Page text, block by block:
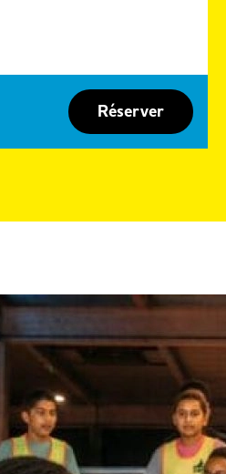
Réserver